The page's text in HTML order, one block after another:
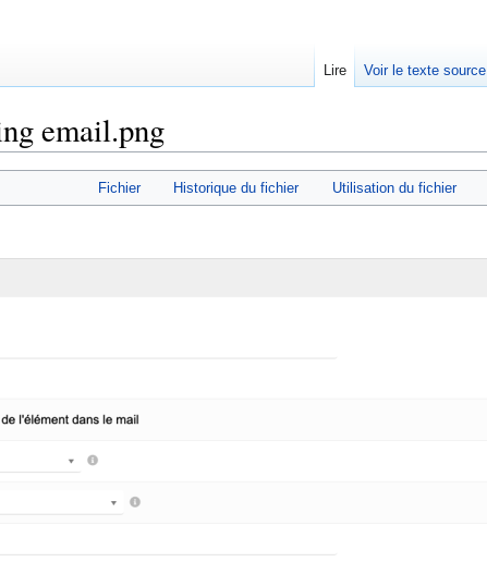
email.png
Fichier Historique du fichier Utilisation du fichier
Lire Voir le texte source